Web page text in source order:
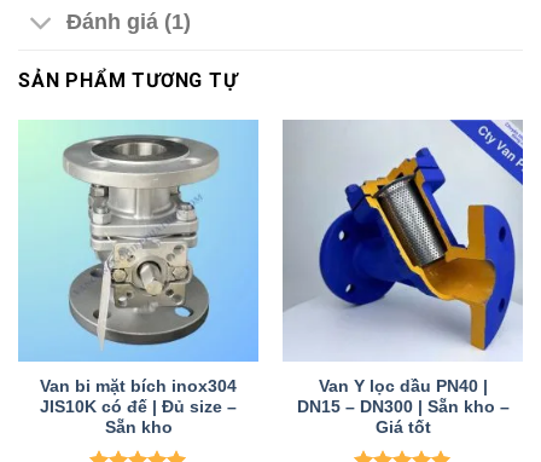
Đánh giá (1)
SẢN PHẨM TƯƠNG TỰ
Van bi mặt bích inox304
JIS10K có đế | Đủ size –
Sẵn kho
Van Y lọc dầu PN40 |
DN15 – DN300 | Sẵn kho –
Giá tốt